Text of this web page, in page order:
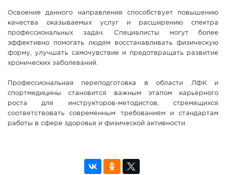
Освоение данного направления способствует повышению
качества оказываемых услуг и расширению спектра
профессиональных задач. Специалисты могут более
эффективно помогать людям восстанавливать физическую
форму, улучшать самочувствие и предотвращать развитие
хронических заболеваний.
Профессиональная переподготовка в области ЛФК и
спортмедицины становится важным этапом карьерного
роста для инструкторов-методистов, стремящихся
соответствовать современным требованиям и стандартам
работы в сфере здоровья и физической активности.